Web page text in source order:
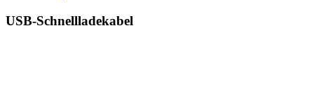
USB-Schnellladekabel